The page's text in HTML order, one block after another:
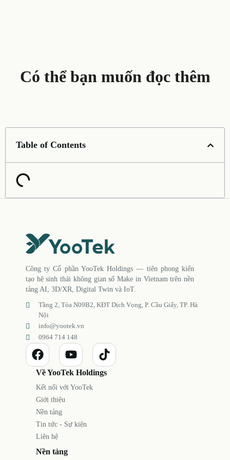
Có thể bạn muốn đọc thêm
Table of Contents
Công ty Cổ phần YooTek Holdings — tiên phong kiến
tạo hệ sinh thái không gian số Make in Vietnam trên nền
tảng AI, 3D/XR, Digital Twin và IoT.
Tầng 2, Tòa N09B2, KĐT Dịch Vọng, P. Cầu Giấy, TP. Hà
Nội
info@yootek.vn
0964 714 148
Về YooTek Holdings
Kết nối với YooTek
Giới thiệu
Nền tảng
Tin tức - Sự kiện
Liên hệ
Nền tảng